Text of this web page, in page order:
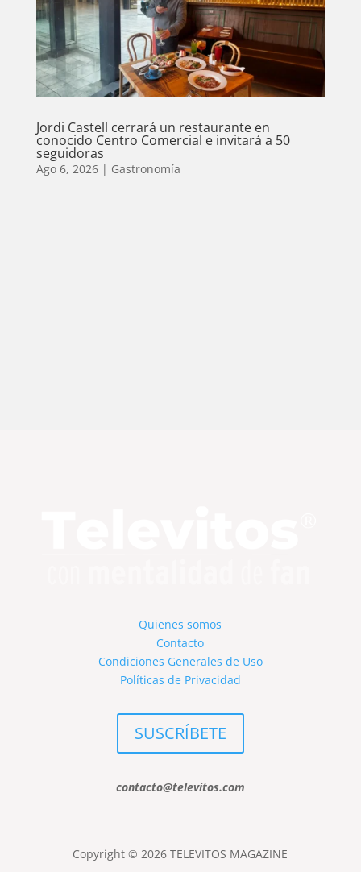
Jordi Castell cerrará un restaurante en
conocido Centro Comercial e invitará a 50
seguidoras
Ago 6, 2026| Gastronomía
Quienes somos
Contacto
Condiciones Generales de Uso
Políticas de Privacidad
SUSCRÍBETE
contacto@televitos.com
Copyright © 2026 TELEVITOS MAGAZINE